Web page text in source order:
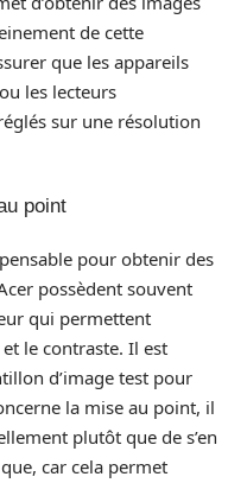
de cette
que les appareils
les lecteurs
sur une résolution
point
pour obtenir des
possèdent souvent
qui permettent
le contraste. Il est
d’image test pour
la mise au point, il
plutôt que de s’en
car cela permet